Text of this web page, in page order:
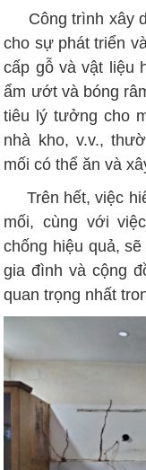
Công trình xây
cho sự phát triển
cấp gỗ và vật liệu
ẩm ướt và bóng
tiêu lý tưởng cho
nhà kho, v.v.,
mối có thể ăn và
Trên hết, việc
mối, cùng với
chống hiệu quả,
gia đình và cộng
quan trọng nhất